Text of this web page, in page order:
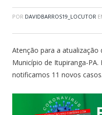
POR DAVIDBARROS19_LOCUTOR
Atenção para a atualização
Município de Itupiranga-
notificamos 11 novos casos.